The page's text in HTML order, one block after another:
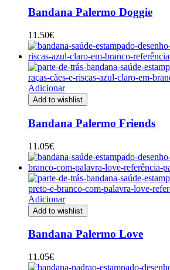
Bandana Palermo Doggie
11.50€
Adicionar
Add to wishlist
Bandana Palermo Friends
11.05€
Adicionar
Add to wishlist
Bandana Palermo Love
11.05€